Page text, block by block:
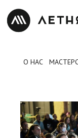
О НАС